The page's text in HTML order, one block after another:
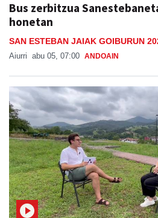
Bus zerbitzua
honetan
SAN ESTEBAN JAIAK GOIBURUN
Aiurri abu 05, 07:00 ANDOAIN